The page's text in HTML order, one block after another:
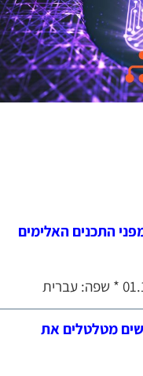
התכנים האלימים
מטלטלים את